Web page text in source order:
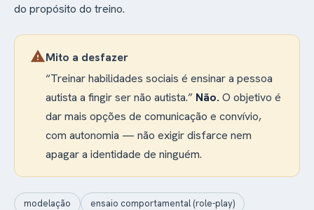
do propósito do treino.
warningMito a desfazer
“Treinar habilidades sociais é ensinar a pessoa
autista a fingir ser não autista.” Não. O objetivo é
dar mais opções de comunicação e convívio,
com autonomia — não exigir disfarce nem
apagar a identidade de ninguém.
modelação
ensaio comportamental (role-play)